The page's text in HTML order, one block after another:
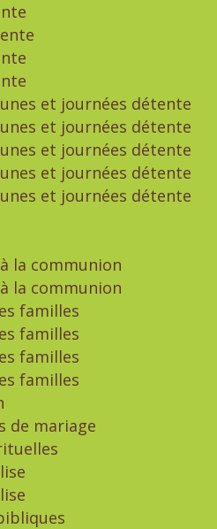
et journées détente
et journées détente
et journées détente
et journées détente
et journées détente
la communion
la communion
familles
familles
familles
familles
de mariage